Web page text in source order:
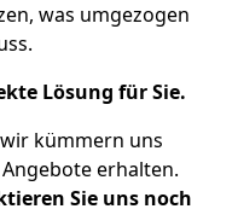
was umgezogen
Lösung für Sie.
kümmern uns
erhalten.
Sie uns noch